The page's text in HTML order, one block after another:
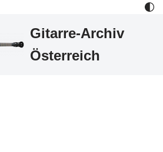
Gitarre-Archiv
Österreich